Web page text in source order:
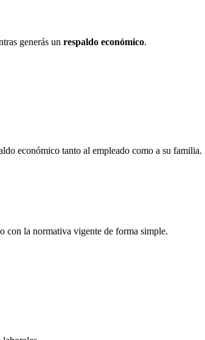
generás un respaldo económico.
económico tanto al empleado como a su familia.
con la normativa vigente de forma simple.